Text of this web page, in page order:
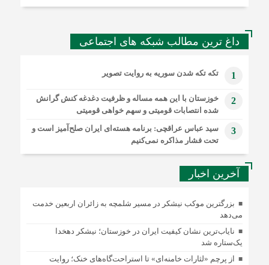
داغ ترین مطالب شبکه های اجتماعی
1 تکه تکه شدن سوریه به روایت تصویر
2
خوزستان با این همه مساله و ظرفیت دغدغه کنش گرانش
شده انتصابات قومیتی و سهم خواهی قومیتی
3
سید عباس عراقچی: برنامه هسته‌ای ایران صلح‌آمیز است و
تحت فشار مذاکره نمی‌کنیم
آخرین اخبار
بزرگترین موکب نیشکر در مسیر شلمچه به زائران اربعین خدمت
می‌دهد
نایاب‌ترین نشان کیفیت ایران در خوزستان؛ نیشکر دهخدا
یک‌ستاره شد
از پرچم «لثارات خامنه‌ای» تا استراحت‌گاه‌های خنک؛ روایت